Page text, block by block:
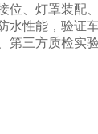
、灯罩装配
性能，验证
三方质检实